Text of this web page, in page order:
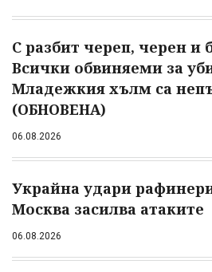
С разбит череп, черен и
Всички обвиняеми за
Младежкия хълм са
(ОБНОВЕНА)
06.08.2026
Украйна удари
Москва засилва атаките
06.08.2026